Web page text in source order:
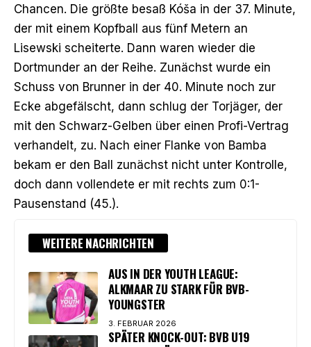
Chancen. Die größte besaß Kóša in der 37. Minute,
der mit einem Kopfball aus fünf Metern an
Lisewski scheiterte. Dann waren wieder die
Dortmunder an der Reihe. Zunächst wurde ein
Schuss von Brunner in der 40. Minute noch zur
Ecke abgefälscht, dann schlug der Torjäger, der
mit den Schwarz-Gelben über einen Profi-Vertrag
verhandelt, zu. Nach einer Flanke von Bamba
bekam er den Ball zunächst nicht unter Kontrolle,
doch dann vollendete er mit rechts zum 0:1-
Pausenstand (45.).
WEITERE NACHRICHTEN
AUS IN DER YOUTH LEAGUE:
ALKMAAR ZU STARK FÜR BVB-
YOUNGSTER
3. FEBRUAR 2026
SPÄTER KNOCK-OUT: BVB U19